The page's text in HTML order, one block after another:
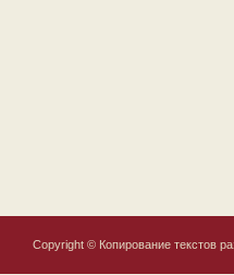
Copyright © Копирование текстов